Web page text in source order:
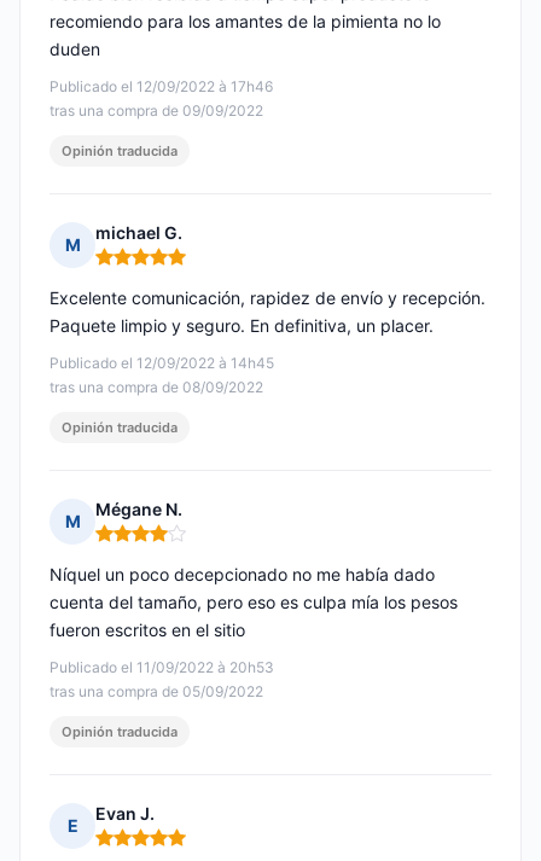
Publicado el 12/09/2022 à 17h46
tras una compra de 09/09/2022
recomiendo para los amantes de la pimienta no lo
duden
Opinión traducida
M
michael G.
Nota: 5 de 5
Publicado el 12/09/2022 à 14h45
tras una compra de 08/09/2022
Excelente comunicación, rapidez de envío y recepción.
Paquete limpio y seguro. En definitiva, un placer.
Opinión traducida
M
Mégane N.
Nota: 4 de 5
Publicado el 11/09/2022 à 20h53
tras una compra de 05/09/2022
Níquel un poco decepcionado no me había dado
cuenta del tamaño, pero eso es culpa mía los pesos
fueron escritos en el sitio
Opinión traducida
E
Evan J.
Nota: 5 de 5